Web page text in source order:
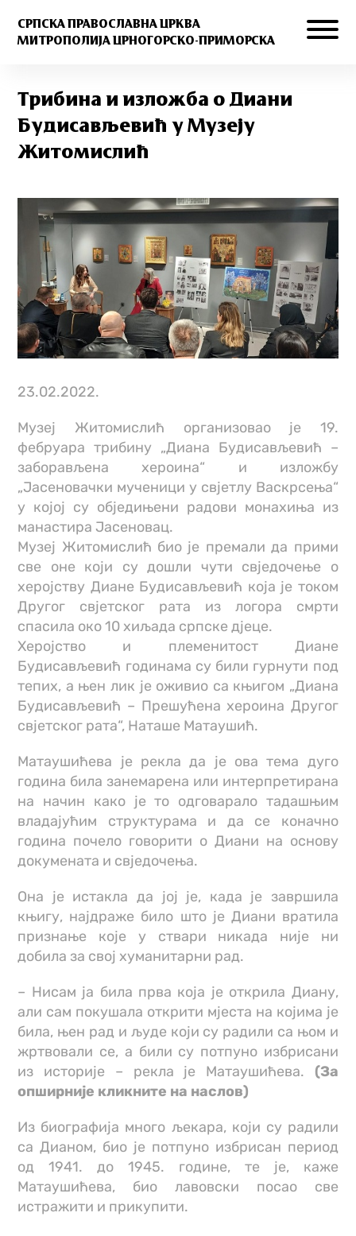
СРПСКА ПРАВОСЛАВНА ЦРКВА
МИТРОПОЛИЈА ЦРНОГОРСКО-ПРИМОРСКА
Трибина и изложба о Диани
Будисављевић у Музеју
Житомислић
23.02.2022.
Музеј Житомислић организовао је 19.
фебруара трибину „Диана Будисављевић –
заборављена хероина“ и изложбу
„Јасеновачки мученици у свјетлу Васкрсења“
у којој су обједињени радови монахиња из
манастира Јасеновац.
Музеј Житомислић био је премали да прими
све оне који су дошли чути свједочење о
херојству Диане Будисављевић која је током
Другог свјетског рата из логора смрти
спасила око 10 хиљада српске дјеце.
Херојство и племенитост Диане
Будисављевић годинама су били гурнути под
тепих, а њен лик је оживио са књигом „Диана
Будисављевић – Прешућена хероина Другог
свјетског рата“, Наташе Матаушић.
Матаушићева је рекла да је ова тема дуго
година била занемарена или интерпретирана
на начин како је то одговарало тадашњим
владајућим структурама и да се коначно
година почело говорити о Диани на основу
докумената и свједочења.
Она је истакла да јој је, када је завршила
књигу, најдраже било што је Диани вратила
признање које у ствари никада није ни
добила за свој хуманитарни рад.
– Нисам ја била прва која је открила Диану,
али сам покушала открити мјеста на којима је
била, њен рад и људе који су радили са њом и
жртвовали се, а били су потпуно избрисани
из историје – рекла је Матаушићева. (За
опширније кликните на наслов)
Из биографија много љекара, који су радили
са Дианом, био је потпуно избрисан период
од 1941. до 1945. године, те је, каже
Матаушићева, био лавовски посао све
истражити и прикупити.